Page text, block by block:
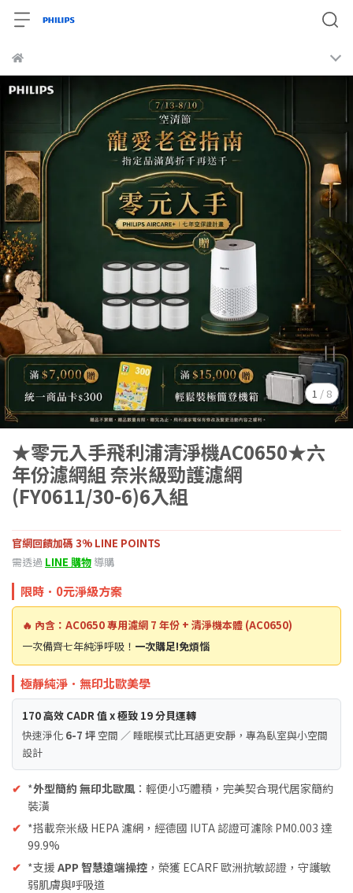
1 / 8
★零元入手飛利浦清淨機AC0650★六
年份濾網組 奈米級勁護濾網
(FY0611/30-6)6入組
官網回饋加碼 3% LINE POINTS
需透過 LINE 購物 導購
限時．0元淨級方案
🔥 內含：AC0650 專用濾網 7 年份 + 清淨機本體 (AC0650)
一次備齊七年純淨呼吸！ 一次購足!免煩惱
極靜純淨．無印北歐美學
170 高效 CADR 值 x 極致 19 分貝運轉
快速淨化 6-7 坪 空間 ／ 睡眠模式比耳語更安靜，專為臥室與小空間
設計
✔ *外型簡約 無印北歐風：輕便小巧體積，完美契合現代居家簡約
裝潢
✔ *搭載奈米級 HEPA 濾網，經德國 IUTA 認證可濾除 PM0.003 達
99.9%
✔ *支援 APP 智慧遠端操控 ，榮獲 ECARF 歐洲抗敏認證，守護敏
弱肌膚與呼吸道